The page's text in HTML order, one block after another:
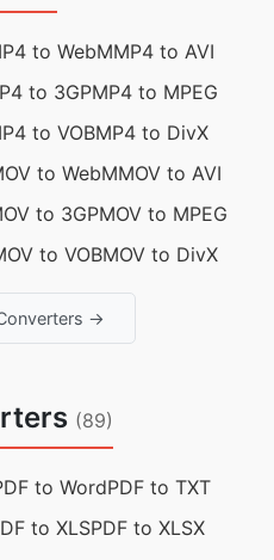
to WebMMP4 to AVI
to 3GPMP4 to MPEG
to VOBMP4 to DivX
to WebMMOV to AVI
to 3GPMOV to MPEG
to VOBMOV to DivX
→
(89)
to WordPDF to TXT
to XLSPDF to XLSX